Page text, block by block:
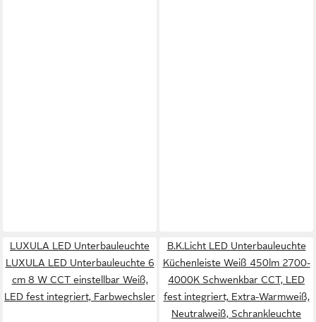
LUXULA LED Unterbauleuchte
LUXULA LED Unterbauleuchte 6
cm 8 W CCT einstellbar Weiß,
LED fest integriert, Farbwechsler
B.K.Licht LED Unterbauleuchte
Küchenleiste Weiß 450lm 2700-
4000K Schwenkbar CCT, LED
fest integriert, Extra-Warmweiß,
Neutralweiß, Schrankleuchte